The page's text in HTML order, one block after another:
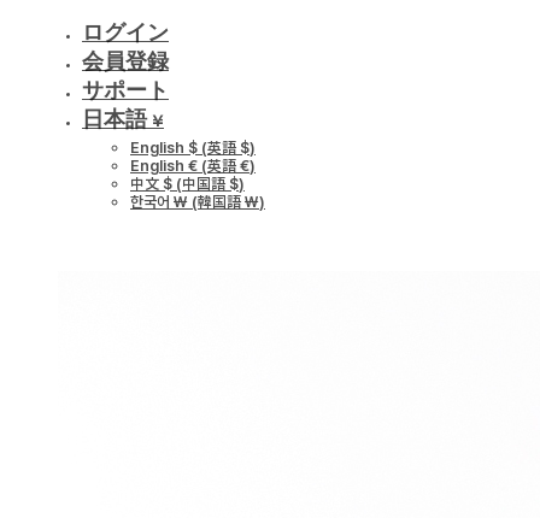
ログイン
会員登録
サポート
日本語 ¥
English $ (英語 $)
English € (英語 €)
中文 $ (中国語 $)
한국어 ￦ (韓国語 ￦)